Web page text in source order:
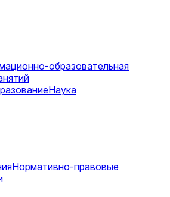
образовательная
Наука
Нормативно-правовые